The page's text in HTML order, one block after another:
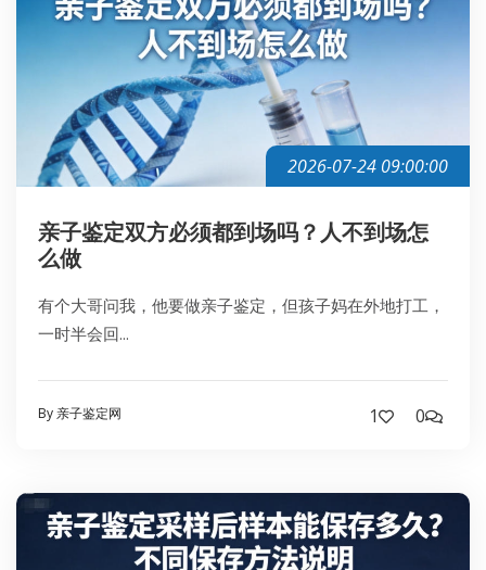
2026-07-24 09:00:00
亲子鉴定双方必须都到场吗？人不到场怎
么做
有个大哥问我，他要做亲子鉴定，但孩子妈在外地打工，
一时半会回...
By 亲子鉴定网 1 0